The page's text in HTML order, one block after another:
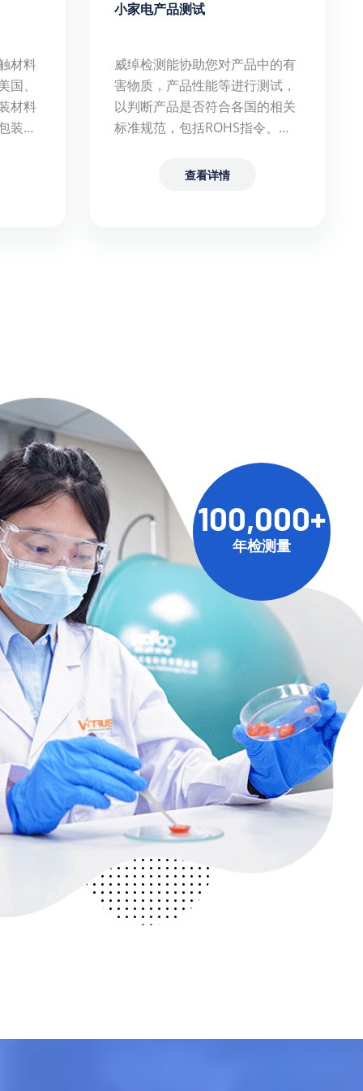
材料
、
材料
装材
小家电产品测试
威绰检测能协助您对产品中的有
害物质，产品性能等进行测试，
以判断产品是否符合各国的相关
标准规范，包括ROHS指令、
查看详情
100,000+
年检测量